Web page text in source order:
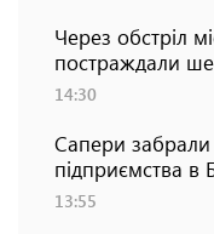
Через обстріл
постраждали
14:30
Сапери
підприємства в
13:55